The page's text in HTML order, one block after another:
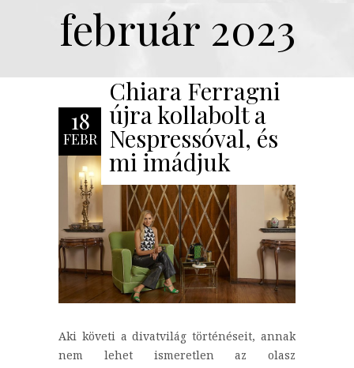
február 2023
18
FEBR
Chiara Ferragni
újra kollabolt a
Nespressóval, és
mi imádjuk
Aki követi a divatvilág történéseit, annak
nem lehet ismeretlen az olasz